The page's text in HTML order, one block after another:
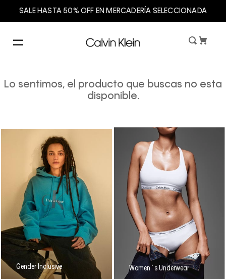
SALE HASTA 50% OFF EN MERCADERÍA SELECCIONADA
Lo sentimos, el producto que buscas no esta
disponible.
Gender Inclusive Women´s Underwear